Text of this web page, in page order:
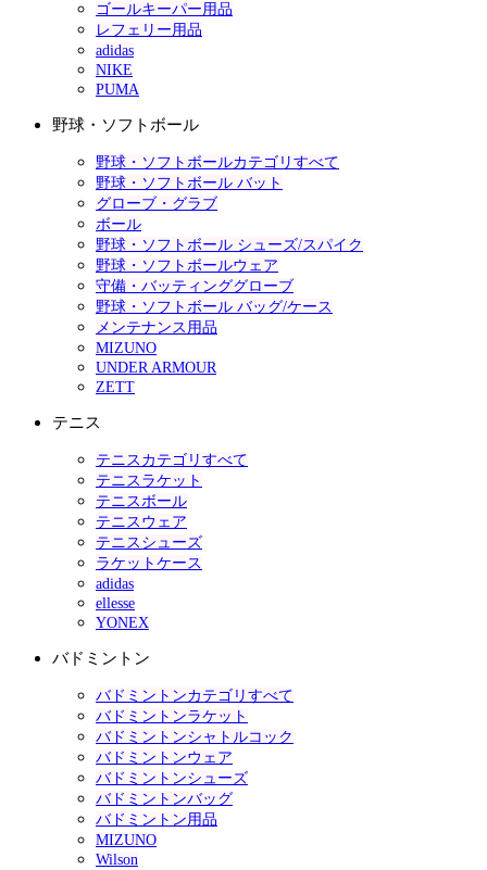
ゴールキーパー用品
レフェリー用品
adidas
NIKE
PUMA
野球・ソフトボール
野球・ソフトボールカテゴリすべて
野球・ソフトボール バット
グローブ・グラブ
ボール
野球・ソフトボール シューズ/スパイク
野球・ソフトボールウェア
守備・バッティンググローブ
野球・ソフトボール バッグ/ケース
メンテナンス用品
MIZUNO
UNDER ARMOUR
ZETT
テニス
テニスカテゴリすべて
テニスラケット
テニスボール
テニスウェア
テニスシューズ
ラケットケース
adidas
ellesse
YONEX
バドミントン
バドミントンカテゴリすべて
バドミントンラケット
バドミントンシャトルコック
バドミントンウェア
バドミントンシューズ
バドミントンバッグ
バドミントン用品
MIZUNO
Wilson